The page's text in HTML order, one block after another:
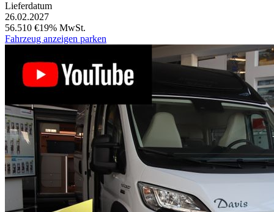
Lieferdatum
26.02.2027
56.510 €19% MwSt.
Fahrzeug anzeigen parken